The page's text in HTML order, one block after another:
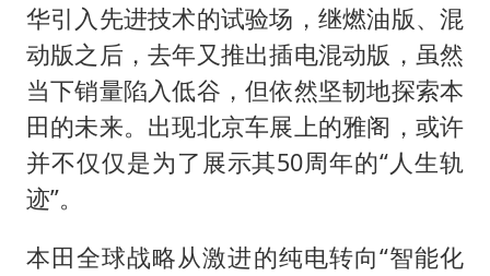
华引入先进技术的试验场，继燃油版、混
动版之后，去年又推出插电混动版，虽然
当下销量陷入低谷，但依然坚韧地探索本
田的未来。出现北京车展上的雅阁，或许
并不仅仅是为了展示其50周年的“人生轨
迹”。
本田全球战略从激进的纯电转向“智能化